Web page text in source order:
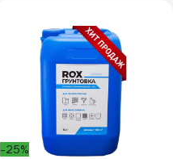
-25%